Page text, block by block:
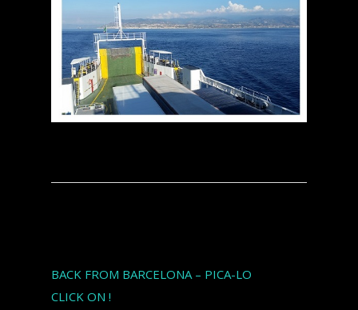
BACK FROM BARCELONA – PICA-LO
CLICK ON !